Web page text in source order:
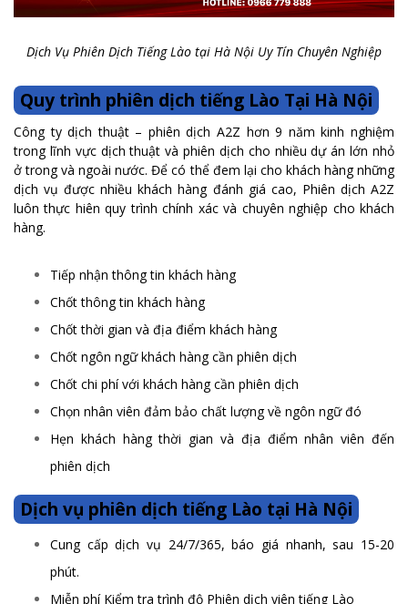
Dịch Vụ Phiên Dịch Tiếng Lào tại Hà Nội Uy Tín Chuyên Nghiệp
Quy trình phiên dịch tiếng Lào Tại Hà Nội
Công ty dịch thuật – phiên dịch A2Z hơn 9 năm kinh nghiệm
trong lĩnh vực dịch thuật và phiên dịch cho nhiều dự án lớn nhỏ
ở trong và ngoài nước. Để có thể đem lại cho khách hàng những
dịch vụ được nhiều khách hàng đánh giá cao, Phiên dịch A2Z
luôn thực hiên quy trình chính xác và chuyên nghiệp cho khách
hàng.
Tiếp nhận thông tin khách hàng
Chốt thông tin khách hàng
Chốt thời gian và địa điểm khách hàng
Chốt ngôn ngữ khách hàng cần phiên dịch
Chốt chi phí với khách hàng cần phiên dịch
Chọn nhân viên đảm bảo chất lượng về ngôn ngữ đó
Hẹn khách hàng thời gian và địa điểm nhân viên đến
phiên dịch
Dịch vụ phiên dịch tiếng Lào tại Hà Nội
Cung cấp dịch vụ 24/7/365, báo giá nhanh, sau 15-20
phút.
Miễn phí Kiểm tra trình độ Phiên dịch viên tiếng Lào